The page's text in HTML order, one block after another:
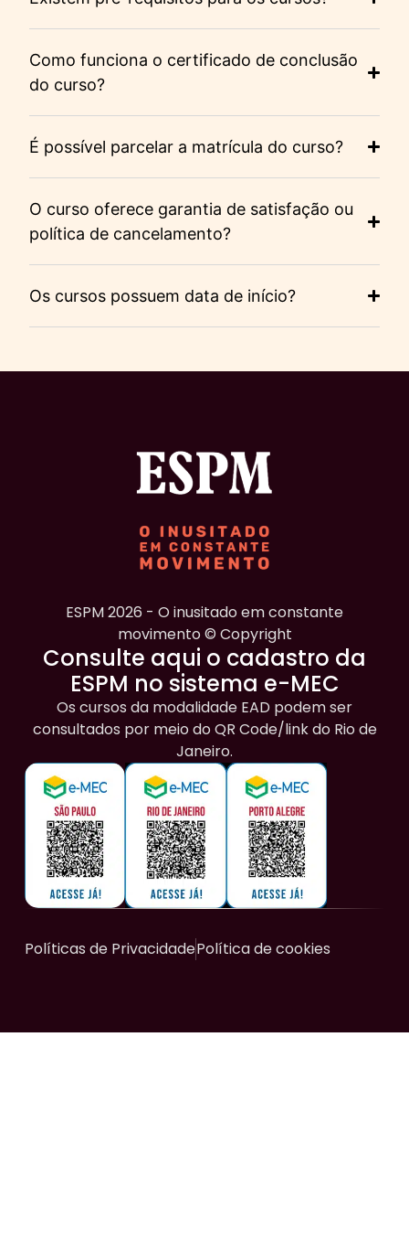
Como funciona o certificado de conclusão
do curso?
É possível parcelar a matrícula do curso?
O curso oferece garantia de satisfação ou
política de cancelamento?
Os cursos possuem data de início?
ESPM 2026 - O inusitado em constante
movimento © Copyright
Consulte aqui o cadastro da
ESPM no sistema e-MEC
Os cursos da modalidade EAD podem ser
consultados por meio do QR Code/link do Rio de
Janeiro.
Políticas de PrivacidadePolítica de cookies